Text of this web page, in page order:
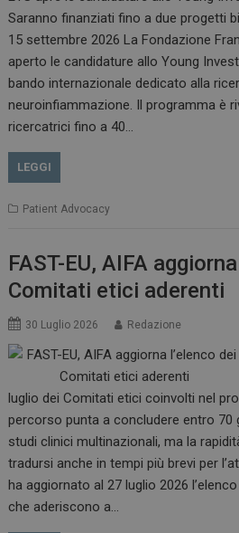
Saranno finanziati fino a due progetti
15 settembre 2026 La Fondazione
aperto le candidature allo Young
bando internazionale dedicato alla
neuroinfiammazione. Il programma è
ricercatrici fino a 40…
LEGGI
Patient Advocacy
FAST-EU, AIFA
Comitati etici aderenti
30 Luglio 2026 Redazione
luglio dei Comitati etici coinvolti nel
percorso punta a concludere entro 70
studi clinici multinazionali, ma la
tradursi anche in tempi più brevi per
ha aggiornato al 27 luglio 2026
che aderiscono a…
tracking-sites-
ironfish-tracking-
enable
CookieScriptConsent
NOME
__Secure-ROLLOUT_TOKEN